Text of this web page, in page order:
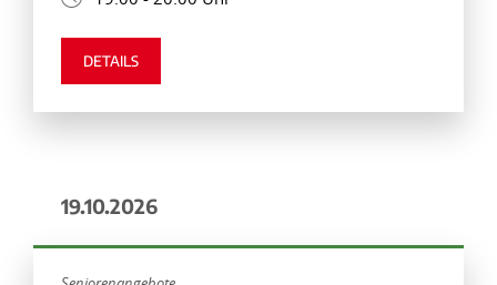
DETAILS
19.10.2026